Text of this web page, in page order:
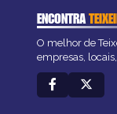
ENCONTRA
O melhor de
empresas,